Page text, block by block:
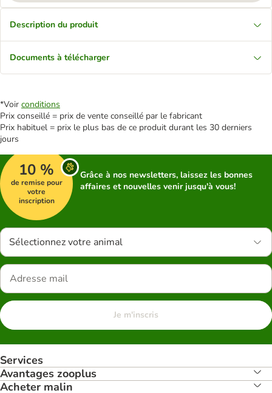
Description du produit
Documents à télécharger
*Voir conditions
Prix conseillé = prix de vente conseillé par le fabricant
Prix habituel = prix le plus bas de ce produit durant les 30 derniers
jours
10 %
de remise pour
votre
inscription
Grâce à nos newsletters, laissez les bonnes
affaires et nouvelles venir jusqu'à vous!
Sélectionnez votre animal
Je m'inscris
Services
Avantages zooplus
Acheter malin